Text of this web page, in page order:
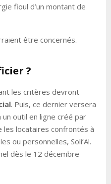
fioul d’un montant de
être concernés.
?
les critères devront
. Puis, ce dernier versera
outil en ligne créé par
les locataires confrontés à
ou personnelles, Soli’Al.
dès le 12 décembre